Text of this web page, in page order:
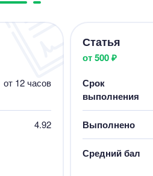
от 12 часов
4.92
Статья
от 500 ₽
Срок
выполнения
Выполнено
Средний бал